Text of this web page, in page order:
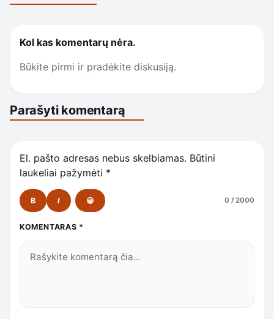
Kol kas komentarų nėra.
Būkite pirmi ir pradėkite diskusiją.
Parašyti komentarą
El. pašto adresas nebus skelbiamas. Būtini
laukeliai pažymėti *
B I 😀 0 / 2000
KOMENTARAS *